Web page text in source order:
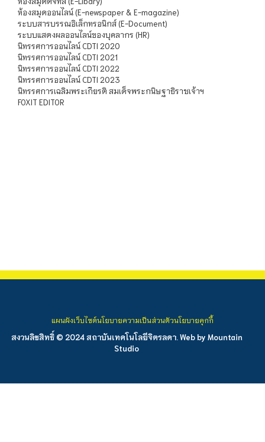
ห้องสมุดออนไลน์ (E-newspaper & E-magazine)
ระบบสารบรรณอิเล็กทรอนิกส์ (E-Document)
ระบบแสดงผลออนไลน์ของบุคลากร (HR)
นิทรรศการออนไลน์ CDTI 2020
นิทรรศการออนไลน์ CDTI 2021
นิทรรศการออนไลน์ CDTI 2022
นิทรรศการออนไลน์ CDTI 2023
นิทรรศการเฉลิมพระเกียรติ สมเด็จพระกนิษฐาธิราชเจ้าฯ
FOXIT EDITOR
สงวนลิขสิทธิ์ © 2024 สถาบันเทคโนโลยีจิตรลดา. Web by Mountain
Studio
แผนผังเว็บไซต์นโยบายความเป็นส่วนตัวนโยบายคุกกี้